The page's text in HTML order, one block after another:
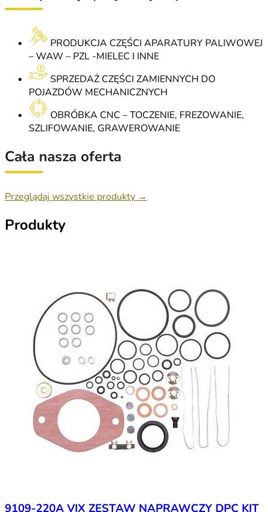
PRODUKCJA CZĘŚCI APARATURY PALIWOWEJ
– WAW – PZL -MIELEC I INNE
SPRZEDAŻ CZĘŚCI ZAMIENNYCH DO
POJAZDÓW MECHANICZNYCH
OBRÓBKA CNC – TOCZENIE, FREZOWANIE,
SZLIFOWANIE, GRAWEROWANIE
Cała nasza oferta
Przeglądaj wszystkie produkty →
Produkty
9109-220A VIX ZESTAW NAPRAWCZY DPC KIT